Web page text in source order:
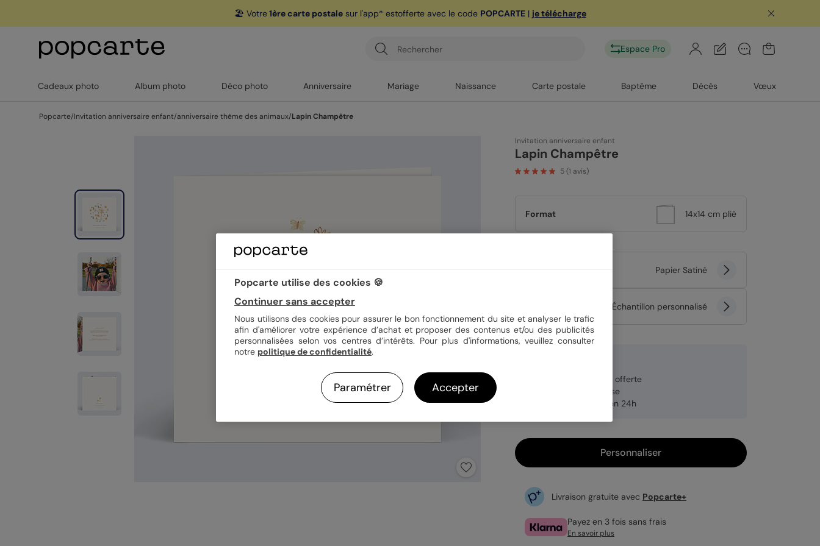
🏖️ Votre1ère carte postalesur l'app* estofferte avec le code POPCARTE| je télécharge
Espace Pro
Cadeaux photo Album photo Déco photo Anniversaire Mariage Naissance Carte postale Baptême Décès Vœux
Popcarte/Invitation anniversaire enfant/anniversaire thème des animaux/Lapin Champêtre
Invitation anniversaire enfant
Lapin Champêtre
5(1 avis)
Format 14x14 cm plié
Papier Satiné
Échantillon personnalisé
Enveloppe blanche offerte
Fabrication française
Expédition rapide en 24h
Personnaliser
Livraison gratuite avec Popcarte+
Payez en 3 fois sans frais
En savoir plus
Popcarte utilise des cookies 🍪
Continuer sans accepter
Nous utilisons des cookies pour assurer le bon fonctionnement du site et analyser le trafic
afin d'améliorer votre expérience d’achat et proposer des contenus et/ou des publicités
personnalisées selon vos centres d’intérêts. Pour plus d'informations, veuillez consulter
notre politique de confidentialité.
Paramétrer Accepter